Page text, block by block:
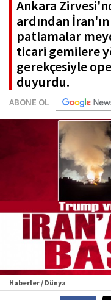
Ankara
ardından
patlamalar
ticari gemilere
gerekçesiyle
duyurdu.
ABONE OL
Haberler / Dünya